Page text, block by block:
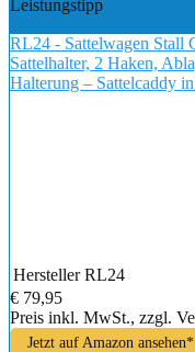
Leistungstipp
RL24 - Sattelwagen Stall
Sattelhalter, 2 Haken,
Halterung – Sattelcaddy
Hersteller RL24
€ 79,95
Preis inkl. MwSt., zzgl.
Jetzt auf Amazon ansehen*